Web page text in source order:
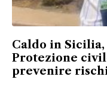
Caldo in
Protezione
prevenire